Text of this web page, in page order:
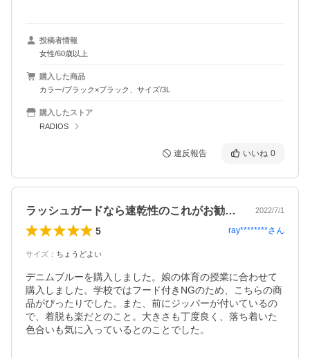
投稿者情報
女性/60歳以上
購入した商品
カラー/ブラック×ブラック、サイズ/3L
購入したストア
RADIOS
違反報告 いいね 0
ラッシュガードなら速乾性のこれがお勧め！ 2022/7/1
5 ray********さん
サイズ ： ちょうどよい
デニムブルーを購入しました。娘の体育の授業に合わせて
購入しました。学校ではフード付きNGのため、こちらの商
品がぴったりでした。また、前にジッパーが付いているの
で、着脱も楽だとのこと。大きさも丁度良く、落ち着いた
色合いも気に入っているとのことでした。